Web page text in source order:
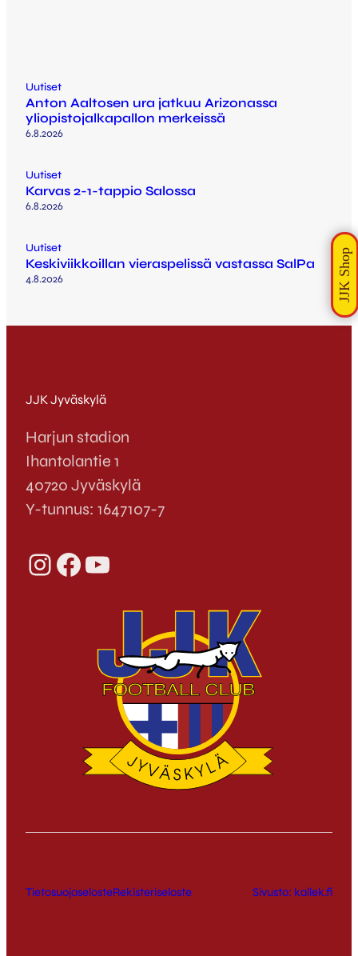
Uutiset
Anton Aaltosen ura jatkuu Arizonassa
yliopistojalkapallon merkeissä
6.8.2026
Uutiset
Karvas 2-1-tappio Salossa
6.8.2026
Uutiset
Keskiviikkoillan vieraspelissä vastassa SalPa
4.8.2026
JJK Jyväskylä
Harjun stadion
Ihantolantie 1
40720 Jyväskylä
Y-tunnus: 1647107-7
InstagramFacebook YouTube
TietosuojaselosteRekisteriseloste Sivusto: kallek.fi